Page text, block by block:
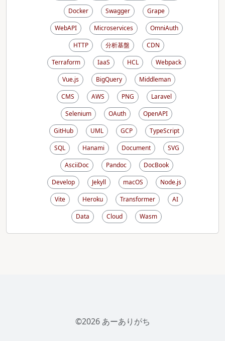
Docker
Swagger
Grape
WebAPI
Microservices
OmniAuth
HTTP
分析基盤
CDN
Terraform
IaaS HCL
Webpack
Vue.js
BigQuery
Middleman
CMS
AWS PNG
Laravel
Selenium
OAuth
OpenAPI
GitHub
UML GCP
TypeScript
SQL
Hanami Document
SVG
AsciiDoc
Pandoc
DocBook
Develop
Jekyll macOS
Node.js
Vite
Heroku Transformer
AI
Data
Cloud Wasm
©2026 あーありがち